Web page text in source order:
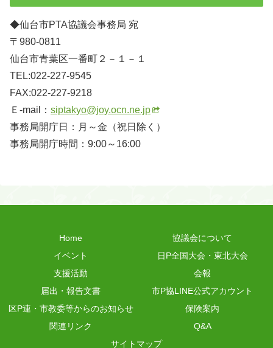
◆仙台市PTA協議会事務局 宛
〒980-0811
仙台市青葉区一番町２－１－１
TEL:022-227-9545
FAX:022-227-9218
Ｅ-mail： siptakyo@joy.ocn.ne.jp
事務局開庁日：月～金（祝日除く）
事務局開庁時間：9:00～16:00
Home
協議会について
イベント
日P全国大会・東北大会
支援活動
会報
届出・報告文書
市P協LINE公式アカウント
区P連・市教委等からのお知らせ
保険案内
関連リンク
Q&A
サイトマップ